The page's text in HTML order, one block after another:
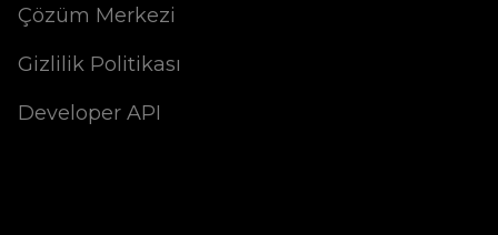
Çözüm Merkezi
Gizlilik Politikası
Developer API